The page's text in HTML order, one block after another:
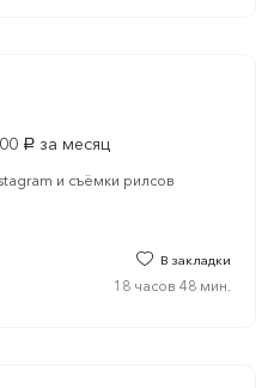
руб. за месяц
и съёмки рилсов
В закладки
18 часов 48 мин.